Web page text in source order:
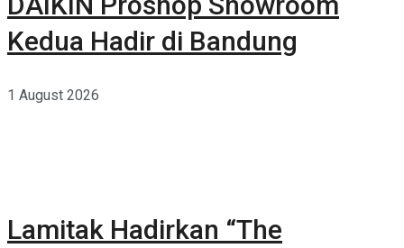
Kedua Hadir di Bandung
1 August 2026
Lamitak Hadirkan “The